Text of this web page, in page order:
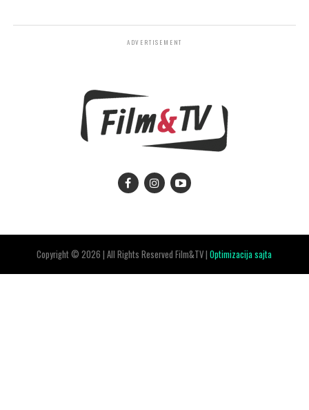
ADVERTISEMENT
Copyright © 2026 | All Rights Reserved Film&TV |Optimizacija sajta